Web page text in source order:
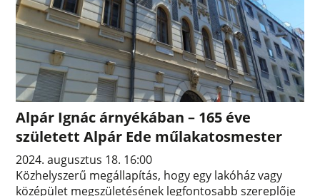
Alpár Ignác árnyékában – 165 éve
született Alpár Ede műlakatosmester
2024. augusztus 18. 16:00
Közhelyszerű megállapítás, hogy egy lakóház vagy
középület megszületésének legfontosabb szereplője